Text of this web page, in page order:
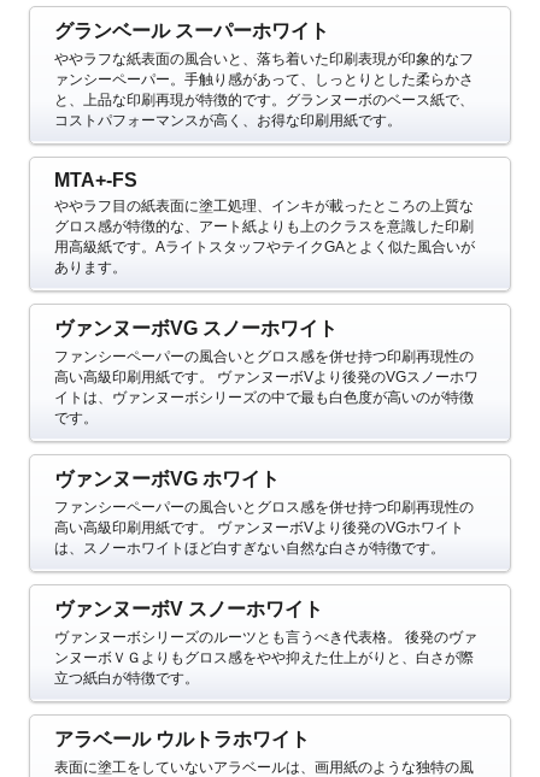
グランベール スーパーホワイト
ややラフな紙表面の風合いと、落ち着いた印刷表現が印象的なフ
ァンシーペーパー。手触り感があって、しっとりとした柔らかさ
と、上品な印刷再現が特徴的です。グランヌーボのベース紙で、
コストパフォーマンスが高く、お得な印刷用紙です。
MTA+-FS
ややラフ目の紙表面に塗工処理、インキが載ったところの上質な
グロス感が特徴的な、 アート紙よりも上のクラスを意識した印刷
用高級紙です。AライトスタッフやテイクGAとよく似た風合いが
あります。
ヴァンヌーボVG スノーホワイト
ファンシーペーパーの風合いとグロス感を併せ持つ印刷再現性の
高い高級印刷用紙です。 ヴァンヌーボVより後発のVGスノーホワ
イトは、ヴァンヌーボシリーズの中で最も白色度が高いのが特徴
です。
ヴァンヌーボVG ホワイト
ファンシーペーパーの風合いとグロス感を併せ持つ印刷再現性の
高い高級印刷用紙です。 ヴァンヌーボVより後発のVGホワイト
は、スノーホワイトほど白すぎない自然な白さが特徴です。
ヴァンヌーボV スノーホワイト
ヴァンヌーボシリーズのルーツとも言うべき代表格。 後発のヴァ
ンヌーボＶＧよりもグロス感をやや抑えた仕上がりと、白さが際
立つ紙白が特徴です。
アラベール ウルトラホワイト
表面に塗工をしていないアラベールは、画用紙のような独特の風